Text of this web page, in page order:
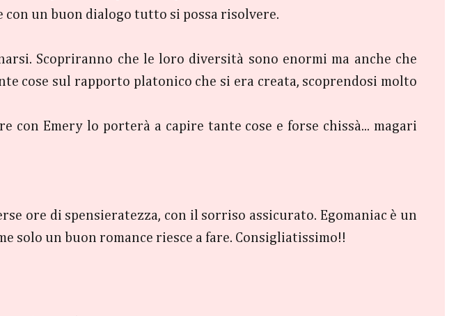
un buon dialogo tutto si possa risolvere.
Scopriranno che le loro diversità sono enormi ma anche che
cose sul rapporto platonico che si era creata, scoprendosi molto
con Emery lo porterà a capire tante cose e forse chissà... magari
ore di spensieratezza, con il sorriso assicurato. Egomaniac è un
solo un buon romance riesce a fare. Consigliatissimo!!